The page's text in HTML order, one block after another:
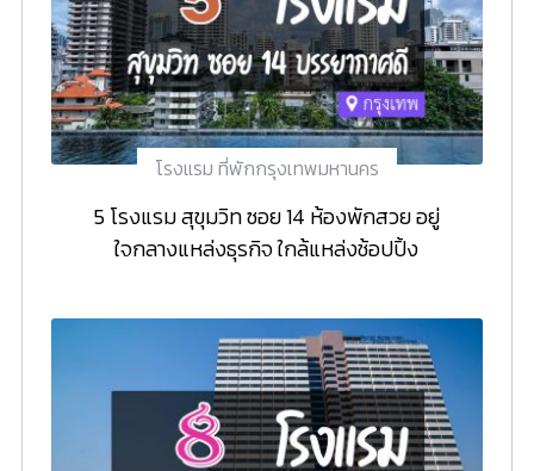
โรงแรม ที่พักกรุงเทพมหานคร
5 โรงแรม สุขุมวิท ซอย 14 ห้องพักสวย อยู่
ใจกลางแหล่งธุรกิจ ใกล้แหล่งช้อปปิ้ง